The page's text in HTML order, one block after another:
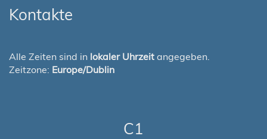
Kontakte
Alle Zeiten sind in lokaler Uhrzeit angegeben.
Zeitzone: Europe/Dublin
C1